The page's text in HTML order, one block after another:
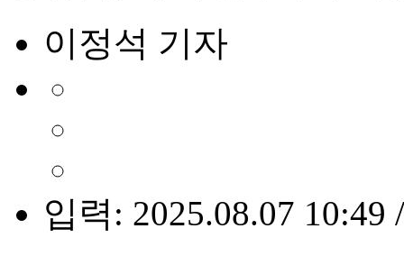
이정석 기자
입력: 2025.08.07 10:49